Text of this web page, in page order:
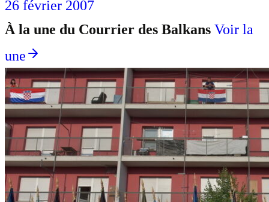
26 février 2007
À la une du Courrier des Balkans Voir la
une